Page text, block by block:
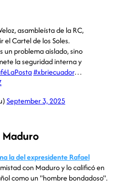
asambleísta de la RC,
el Cartel de los Soles.
un problema aislado, sino
la seguridad interna y
#xbriecuador…
September 3, 2025
la del expresidente Rafael
con Maduro y lo calificó en
como un "hombre bondadoso".